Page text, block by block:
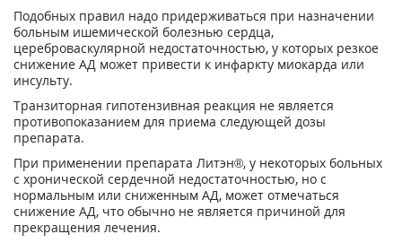
Подобных правил надо придерживаться при назначении
больным ишемической болезнью сердца,
цереброваскулярной недостаточностью, у которых резкое
снижение АД может привести к инфаркту миокарда или
инсульту.
Транзиторная гипотензивная реакция не является
противопоказанием для приема следующей дозы
препарата.
При применении препарата Литэн®, у некоторых больных
с хронической сердечной недостаточностью, но с
нормальным или сниженным АД, может отмечаться
снижение АД, что обычно не является причиной для
прекращения лечения.